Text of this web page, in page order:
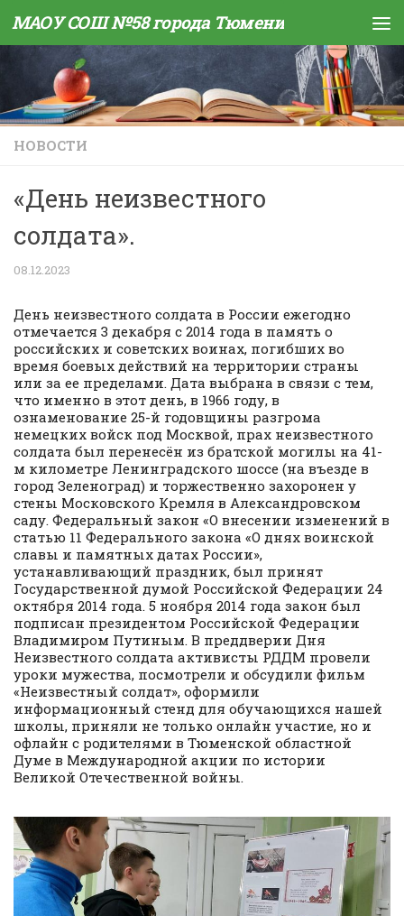
Skip to content
МАОУ СОШ №58 города Тюмени
НОВОСТИ
«День неизвестного
солдата».
08.12.2023
День неизвестного солдата в России ежегодно
отмечается 3 декабря с 2014 года в память о
российских и советских воинах, погибших во
время боевых действий на территории страны
или за ее пределами. Дата выбрана в связи с тем,
что именно в этот день, в 1966 году, в
ознаменование 25-й годовщины разгрома
немецких войск под Москвой, прах неизвестного
солдата был перенесён из братской могилы на 41-
м километре Ленинградского шоссе (на въезде в
город Зеленоград) и торжественно захоронен у
стены Московского Кремля в Александровском
саду. Федеральный закон «О внесении изменений в
статью 11 Федерального закона «О днях воинской
славы и памятных датах России»,
устанавливающий праздник, был принят
Государственной думой Российской Федерации 24
октября 2014 года. 5 ноября 2014 года закон был
подписан президентом Российской Федерации
Владимиром Путиным. В преддверии Дня
Неизвестного солдата активисты РДДМ провели
уроки мужества, посмотрели и обсудили фильм
«Неизвестный солдат», оформили
информационный стенд для обучающихся нашей
школы, приняли не только онлайн участие, но и
офлайн с родителями в Тюменской областной
Думе в Международной акции по истории
Великой Отечественной войны.